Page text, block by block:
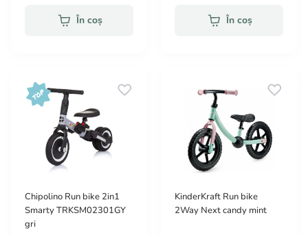
În coș În coș
Chipolino Run bike 2in1
Smarty TRKSM02301GY
gri
KinderKraft Run bike
2Way Next candy mint